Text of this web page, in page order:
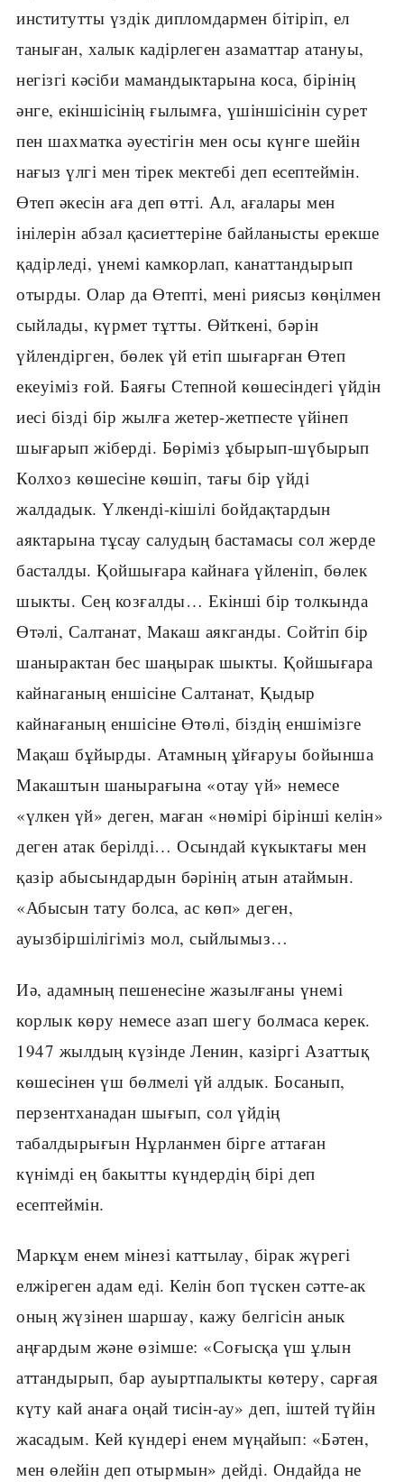
институтты үздік дипломдармен бітіріп, ел
таныған, халык кадірлеген азаматтар атануы,
негізгі кәсіби мамандыктарына коса, бірінің
әнге, екіншісінің ғылымға, үшіншісінін сурет
пен шахматка әуестігін мен осы күнге шейін
нағыз үлгі мен тірек мектебі деп есептеймін.
Өтеп әкесін аға деп өтті. Ал, ағалары мен
інілерін абзал қасиеттеріне байланысты ерекше
қадірледі, үнемі камкорлап, канаттандырып
отырды. Олар да Өтепті, мені риясыз көңілмен
сыйлады, күрмет тұтты. Өйткені, бәрін
үйлендірген, бөлек үй етіп шығарған Өтеп
екеуіміз ғой. Баяғы Степной көшесіндегі үйдін
иесі бізді бір жылға жетер-жетпесте үйінеп
шығарып жіберді. Бөріміз ұбырып-шүбырып
Колхоз көшесіне көшіп, тағы бір үйді
жалдадык. Үлкенді-кішілі бойдақтардын
аяктарына тұсау салудың бастамасы сол жерде
басталды. Қойшығара кайнаға үйленіп, бөлек
шыкты. Сең козғалды… Екінші бір толкында
Өтәлі, Салтанат, Макаш аякганды. Сойтіп бір
шанырактан бес шаңырак шыкты. Қойшығара
кайнаганың еншісіне Салтанат, Қыдыр
кайнағаның еншісіне Өтөлі, біздің еншімізге
Мақаш бұйырды. Атамның ұйғаруы бойынша
Макаштын шанырағына «отау үй» немесе
«үлкен үй» деген, маған «нөмірі бірінші келін»
деген атак берілді… Осындай күкыктағы мен
қазір абысындардын бәрінің атын атаймын.
«Абысын тату болса, ас көп» деген,
ауызбіршілігіміз мол, сыйлымыз…
Иә, адамның пешенесіне жазылғаны үнемі
корлык көру немесе азап шегу болмаса керек.
1947 жылдың күзінде Ленин, казіргі Азаттық
көшесінен үш бөлмелі үй алдык. Босанып,
перзентханадан шығып, сол үйдің
табалдырығын Нұрланмен бірге аттаған
күнімді ең бакытты күндердің бірі деп
есептеймін.
Маркұм енем мінезі каттылау, бірак жүрегі
елжіреген адам еді. Келін боп түскен сәтте-ак
оның жүзінен шаршау, кажу белгісін анык
аңғардым және өзімше: «Соғысқа үш ұлын
аттандырып, бар ауыртпалыкты көтеру, сарғая
күту кай анаға оңай тисін-ау» деп, іштей түйін
жасадым. Кей күндері енем мүңайып: «Бәтен,
мен өлейін деп отырмын» дейді. Ондайда не